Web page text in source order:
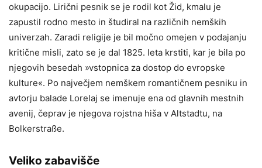
okupacijo. Lirični pesnik se je rodil kot Žid, kmalu je
zapustil rodno mesto in študiral na različnih nemških
univerzah. Zaradi religije je bil močno omejen v podajanju
kritične misli, zato se je dal 1825. leta krstiti, kar je bila po
njegovih besedah »vstopnica za dostop do evropske
kulture«. Po največjem nemškem romantičnem pesniku in
avtorju balade Lorelaj se imenuje ena od glavnih mestnih
avenij, čeprav je njegova rojstna hiša v Altstadtu, na
Bolkerstraße.
Veliko zabavišče